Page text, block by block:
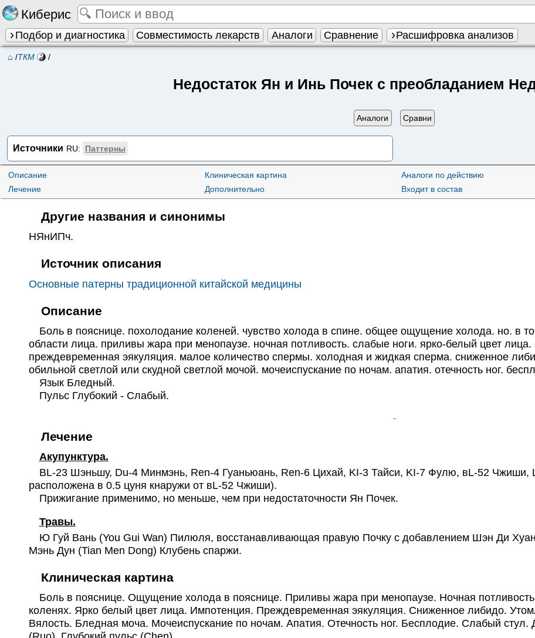
Киберис
Подбор и диагностика Совместимость лекарств Аналоги Сравнение Расшифровка анализов
⌂ /ТКМ /
Недостаток Ян и Инь Почек с преобладанием
Аналоги Сравни
Источники RU: Паттерны
Описание
Лечение
Клиническая картина
Дополнительно
Аналоги по действию
Входит в состав
Другие названия и синонимы
НЯнИПч.
Источник описания
Основные патерны традиционной китайской медицины
Описание
Боль в пояснице. похолодание коленей. чувство холода в спине. общее ощущение холода. но. в
области лица. приливы жара при менопаузе. ночная потливость. слабые ноги. ярко-белый цвет
преждевременная эякуляция. малое количество спермы. холодная и жидкая сперма. сниженное
обильной светлой или скудной светлой мочой. мочеиспускание по ночам. апатия. отечность ног.
Язык Бледный.
Пульс Глубокий - Слабый.
Лечение
Акупунктура.
BL-23 Шэньшу, Du-4 Минмэнь, Ren-4 Гуаньюань, Ren-6 Цихай, KI-3 Тайси, KI-7 Фулю, вL-52 Чжиши,
расположена в 0.5 цуня кнаружи от вL-52 Чжиши).
Прижигание применимо, но меньше, чем при недостаточности Ян Почек.
Травы.
Ю Гуй Вань (You Gui Wan) Пилюля, восстанавливающая правую Почку с добавлением Шэн Ди
Мэнь Дун (Tian Men Dong) Клубень спаржи.
Клиническая картина
Боль в пояснице. Ощущение холода в пояснице. Приливы жара при менопаузе. Ночная
коленях. Ярко белый цвет лица. Импотенция. Преждевременная эякуляция. Сниженное либидо.
Вялость. Бледная моча. Мочеиспускание по ночам. Апатия. Отечность ног. Бесплодие. Слабый